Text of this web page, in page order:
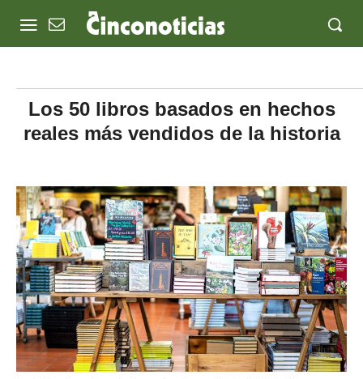
Los 50 libros basados en hechos
reales más vendidos de la historia